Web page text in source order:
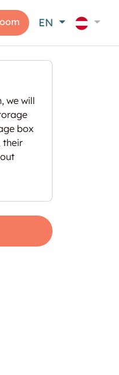
EN
we will
box
their